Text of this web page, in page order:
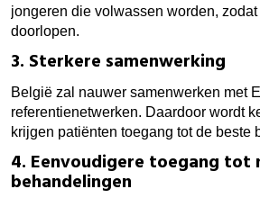
jongeren die volwassen worden,
doorlopen.
3. Sterkere samenwerking
België zal nauwer samenwerken met
referentienetwerken. Daardoor wordt
krijgen patiënten toegang tot de beste
4. Eenvoudigere toegang tot
behandelingen